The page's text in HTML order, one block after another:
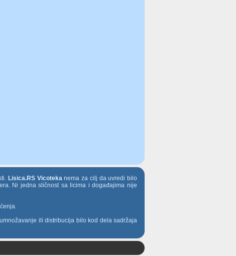
Lisica.RS Vicotekanema za cilj da uvredi bilo
Ni jedna sličnost sa licima i događajima nije
ili distribucija bilo kod dela sadržaja